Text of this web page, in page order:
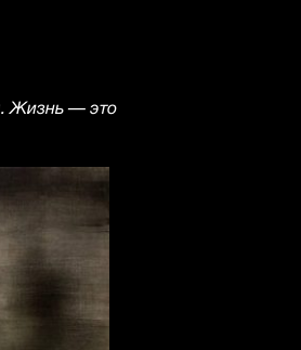
Жизнь — это